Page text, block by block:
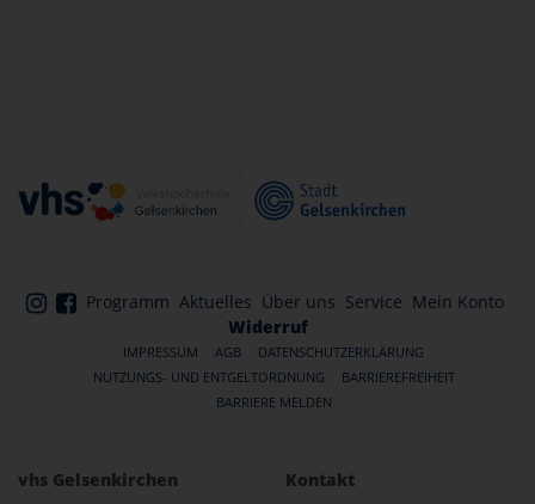
Programm Aktuelles Über uns Service Mein Konto
Widerruf
IMPRESSUM AGB
DATENSCHUTZERKLÄRUNG
NUTZUNGS- UND ENTGELTORDNUNG
BARRIEREFREIHEIT
BARRIERE MELDEN
vhs Gelsenkirchen Kontakt